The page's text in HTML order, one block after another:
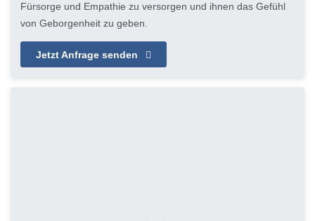
Fürsorge und Empathie zu versorgen und ihnen das Gefühl
von Geborgenheit zu geben.
Jetzt Anfrage senden